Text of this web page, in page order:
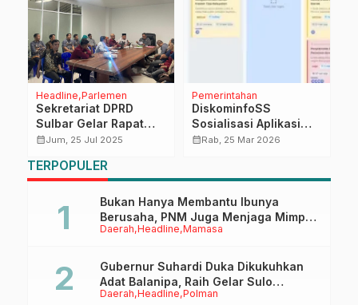
Headline Parlemen
Sekretariat DPRD
Sulbar Gelar Rapat
Perkenalan Sekwan,
Peningkatan Nilai
SPBE
calendar_monthJum, 25 Jul 2025
Pemerintahan
DiskominfoSS
Sosialisasi Aplikasi
ASN Digital: Mudahkan
calendar_monthRab, 25 Mar 2026
TERPOPULER
Daerah Headline Mamasa
Bukan Hanya Membantu Ibunya
Berusaha, PNM Juga Menjaga Mimpi
Anaknya Untuk Menggapai Cita-Cita
Daerah Headline Polman
Gubernur Suhardi Duka Dikukuhkan
Adat Balanipa, Raih Gelar Sulo
Tappidena